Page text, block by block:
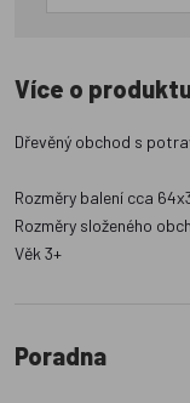
Více o
Dřevěný obchod s
Rozměry balení cca
Rozměry složeného
Věk 3+
Poradna